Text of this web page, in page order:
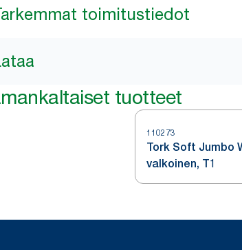
toimitustiedot
tuotteet
110273
Tork Soft Jumbo
valkoinen, T1